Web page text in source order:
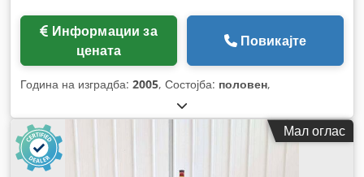
цената
Повикајте
Година на изградба: 2005, Состојба: половен,
Мал оглас